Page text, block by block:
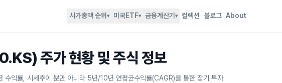
시가총액 순위 ▾ 미국ETF▾ 금융계산기 ▾ 컬렉션 블로그 About
주가 현황 및 주식 정보
익률, 시세추이 뿐만 아니라 5년/10년 연평균수익률(CAGR)을 통한 장기 투자